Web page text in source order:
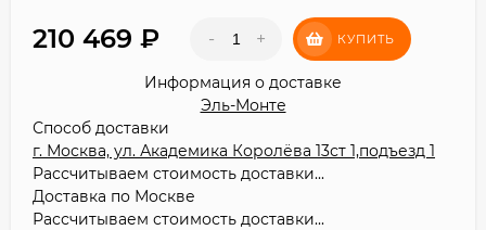
210 469 - + КУПИТЬ
Информация о доставке
Эль-Монте
Способ доставки
г. Москва, ул. Академика Королёва 13ст 1,подъезд 1
Рассчитываем стоимость доставки...
Доставка по Москве
Рассчитываем стоимость доставки...